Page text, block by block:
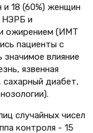
и 18 (60%) женщин
НЭРБ и
ожирением (ИМТ
пациенты с
влияние
язвенная
диабет,
случайных чисел
контроля - 15